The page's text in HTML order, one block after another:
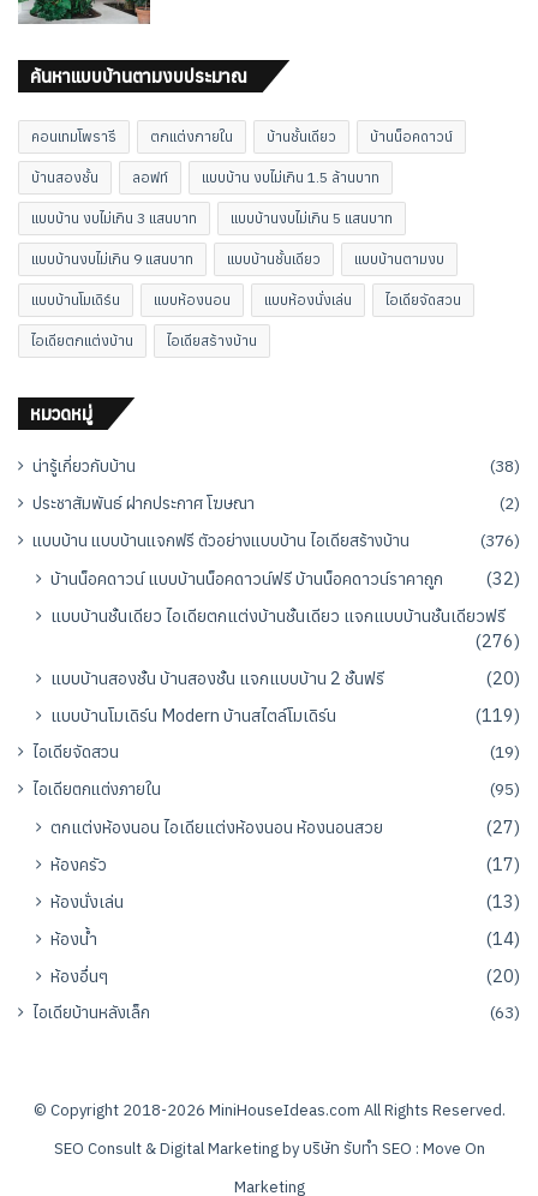
ค้นหาแบบบ้านตามงบประมาณ
คอนเทมโพรารี ตกแต่งภายใน บ้านชั้นเดียว บ้านน็อคดาวน์
บ้านสองชั้น ลอฟท์ แบบบ้าน งบไม่เกิน 1.5 ล้านบาท
แบบบ้าน งบไม่เกิน 3 แสนบาท แบบบ้านงบไม่เกิน 5 แสนบาท
แบบบ้านงบไม่เกิน 9 แสนบาท แบบบ้านชั้นเดียว แบบบ้านตามงบ
แบบบ้านโมเดิร์น แบบห้องนอน แบบห้องนั่งเล่น ไอเดียจัดสวน
ไอเดียตกแต่งบ้าน ไอเดียสร้างบ้าน
หมวดหมู่
น่ารู้เกี่ยวกับบ้าน
(38)
ประชาสัมพันธ์ ฝากประกาศ โฆษณา
(2)
แบบบ้าน แบบบ้านแจกฟรี ตัวอย่างแบบบ้าน ไอเดียสร้างบ้าน
(376)
บ้านน็อคดาวน์ แบบบ้านน็อคดาวน์ฟรี บ้านน็อคดาวน์ราคาถูก
(32)
แบบบ้านชั้นเดียว ไอเดียตกแต่งบ้านชั้นเดียว แจกแบบบ้านชั้นเดียวฟรี
(276)
แบบบ้านสองชั้น บ้านสองชั้น แจกแบบบ้าน 2 ชั้นฟรี
(20)
แบบบ้านโมเดิร์น Modern บ้านสไตล์โมเดิร์น
(119)
ไอเดียจัดสวน
(19)
ไอเดียตกแต่งภายใน
(95)
ตกแต่งห้องนอน ไอเดียแต่งห้องนอน ห้องนอนสวย
(27)
ห้องครัว
(17)
ห้องนั่งเล่น
(13)
ห้องน้ำ
(14)
ห้องอื่นๆ
(20)
ไอเดียบ้านหลังเล็ก (63)
© Copyright 2018-2026 MiniHouseIdeas.com All Rights Reserved.
SEO Consult & Digital Marketing byบริษัท รับทำ SEO : Move On
Marketing